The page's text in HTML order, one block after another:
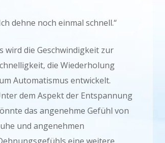
dehne noch einmal schnell.“
wird die Geschwindigkeit zur
die Wiederholung
Automatismus entwickelt.
dem Aspekt der Entspannung
das angenehme Gefühl von
und angenehmen